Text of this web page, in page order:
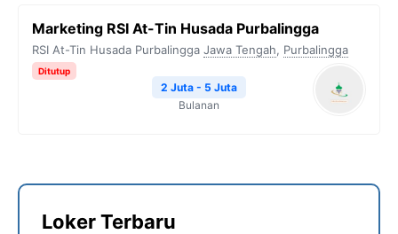
Marketing RSI At-Tin Husada Purbalingga
RSI At-Tin Husada Purbalingga Jawa Tengah, Purbalingga
Ditutup
2 Juta - 5 Juta
Bulanan
Loker Terbaru